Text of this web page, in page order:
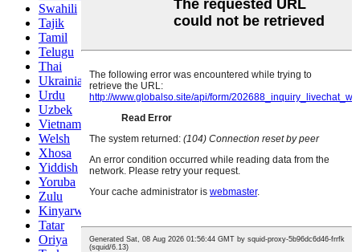
Swahili
Tajik
Tamil
Telugu
Thai
Ukrainian
Urdu
Uzbek
Vietnamese
Welsh
Xhosa
Yiddish
Yoruba
Zulu
Kinyarwanda
Tatar
Oriya